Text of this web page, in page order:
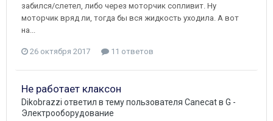
забился/слетел, либо через моторчик сопливит. Ну
моторчик вряд ли, тогда бы вся жидкость уходила. А вот
на...
26 октября 2017 11 ответов
Не работает клаксон
Dikobrazzi ответил в тему пользователя Canecatв G -
Электрооборудование